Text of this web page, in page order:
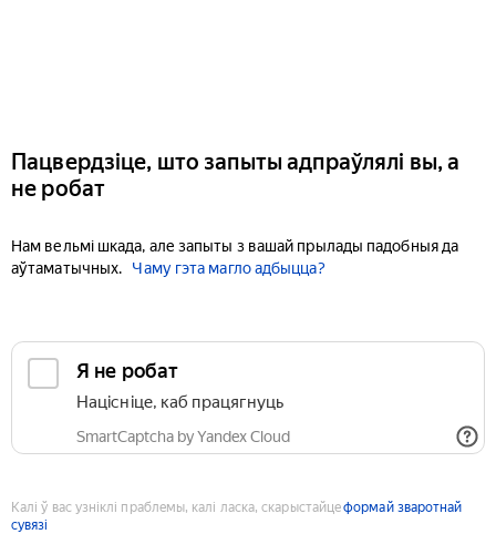
Пацвердзіце, што запыты адпраўлялі вы, а
не робат
Нам вельмі шкада, але запыты з вашай прылады падобныя да
аўтаматычных.
Чаму гэта магло адбыцца?
Я не робат
Націсніце, каб працягнуць
SmartCaptcha by Yandex Cloud
Калі ў вас узніклі праблемы, калі ласка, скарыстайцеформай зваротнай
сувязі